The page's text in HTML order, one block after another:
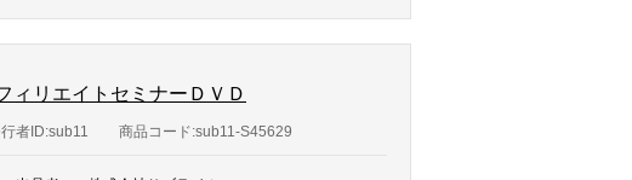
ィリエイトセミナーＤＶＤ
者ID:sub11 商品コード:sub11-S45629